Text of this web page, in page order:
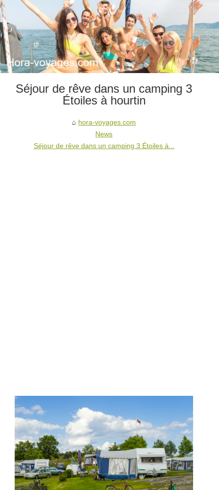
Séjour de rêve dans un camping 3
Étoiles à hourtin
hora-voyages.com
News
Séjour de rêve dans un camping 3 Étoiles à...